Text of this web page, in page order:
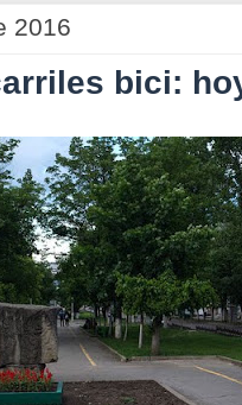
2016
bici: